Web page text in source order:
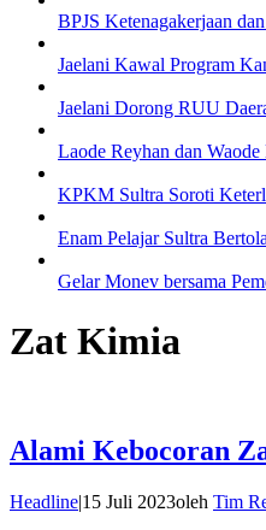
BPJS Ketenagakerjaan
Jaelani Kawal Program
Jaelani Dorong RUU
Laode Reyhan dan
KPKM Sultra Soroti
Enam Pelajar Sultra
Gelar Monev bersama
Zat Kimia
Alami Kebocoran
Headline|15 Juli 2023oleh Tim